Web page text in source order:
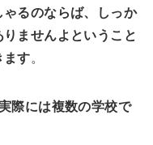
るのならば、しっか
ませんよということ
す。
際には複数の学校で